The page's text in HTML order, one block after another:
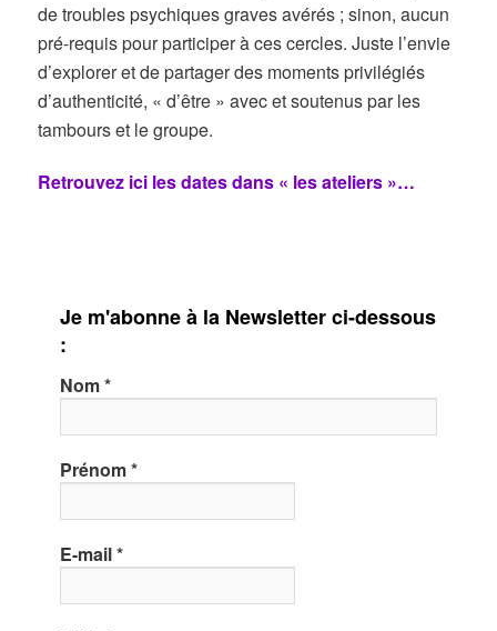
de troubles psychiques graves avérés ; sinon, aucun
pré-requis pour participer à ces cercles. Juste l’envie
d’explorer et de partager des moments privilégiés
d’authenticité, « d’être » avec et soutenus par les
tambours et le groupe.
Retrouvez ici les dates dans « les ateliers »…
Je m'abonne à la Newsletter ci-dessous
:
Nom*
Prénom*
E-mail*